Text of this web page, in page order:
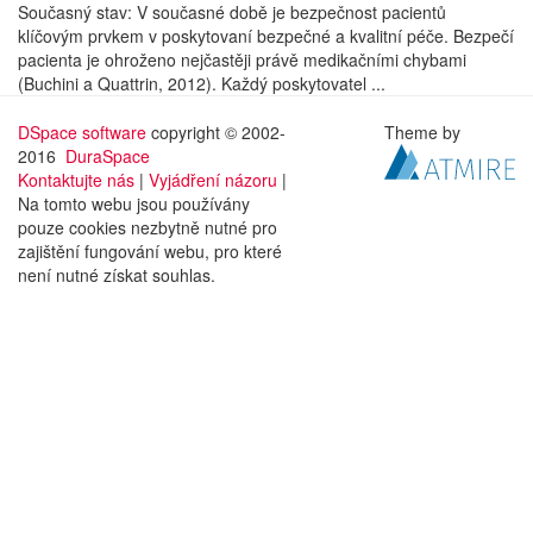
Současný stav: V současné době je bezpečnost pacientů
klíčovým prvkem v poskytovaní bezpečné a kvalitní péče. Bezpečí
pacienta je ohroženo nejčastěji právě medikačními chybami
(Buchini a Quattrin, 2012). Každý poskytovatel ...
DSpace software copyright © 2002-
2016 DuraSpace
Kontaktujte nás | Vyjádření názoru |
Na tomto webu jsou používány
pouze cookies nezbytně nutné pro
zajištění fungování webu, pro které
není nutné získat souhlas.
Theme by